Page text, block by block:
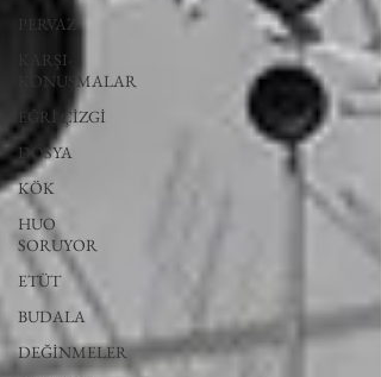
PERVAZ
KARŞI-
KONUŞMALAR
EĞRİ ÇİZGİ
DOSYA
KÖK
HUO
SORUYOR
ETÜT
BUDALA
DEĞİNMELER